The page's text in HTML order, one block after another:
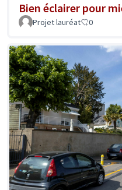
Bien éclairer pour
Projet lauréat 0